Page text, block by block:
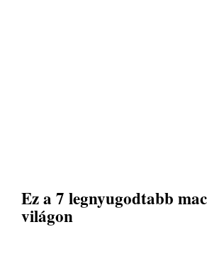
Ez a 7 legnyugodtabb
világon